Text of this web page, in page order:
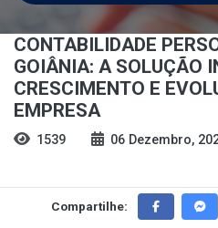
CONTABILIDADE
GOIÂNIA: A SOLUÇÃO
CRESCIMENTO E
EMPRESA
1539 06 Dezembro,
Compartilhe: